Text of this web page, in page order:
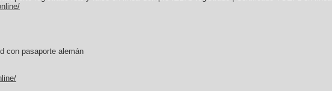
con pasaporte alemán